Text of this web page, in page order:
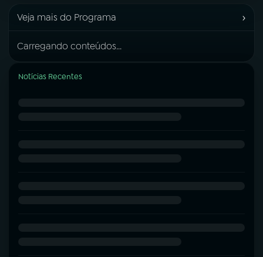
Veja mais do Programa ›
Carregando conteúdos...
Notícias Recentes